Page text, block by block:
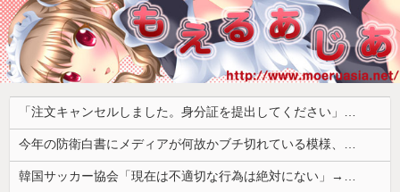
「注文キャンセルしました。身分証を提出してください」とAmazonから突然のメール、怪しすぎるのでカスタマーに確認したら……
今年の防衛白書にメディアが何故かブチ切れている模様、躍起になって批判するも逆に有権者からは……
韓国サッカー協会「現在は不適切な行為は絶対にない」→韓国人「一番重要なのは2002年なのにそこは言及しないんだなｗｗｗ」「責任逃れが本当にひどい...